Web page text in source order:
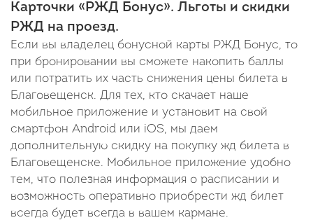
Карточки «РЖД Бонус». Льготы и скидки
РЖД на проезд.
Если вы владелец бонусной карты РЖД Бонус, то
при бронировании вы сможете накопить баллы
или потратить их часть снижения цены билета в
Благовещенск. Для тех, кто скачает наше
мобильное приложение и установит на свой
смартфон Android или iOS, мы даем
дополнительную скидку на покупку жд билета в
Благовещенске. Мобильное приложение удобно
тем, что полезная информация о расписании и
возможность оперативно приобрести жд билет
всегда будет всегда в вашем кармане.